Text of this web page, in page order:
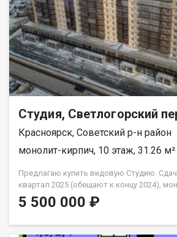
Студия, Светлогорский
Красноярск, Советский р-н район
монолит-кирпич, 10 этаж, 31.26 м²
Предлагаю купить видовую Студию.
квартал 2025 (обещают к концу 2024),
Отличный вариант для студента, под
Общая площадь — 31,26 м2, жилая — 24,7
5 500 000 ₽